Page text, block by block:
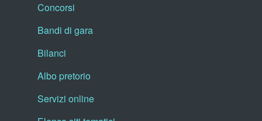
Concorsi
Bandi di gara
Bilanci
Albo pretorio
Servizi online